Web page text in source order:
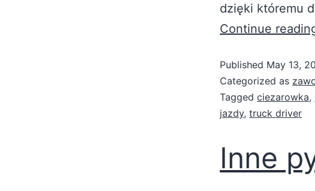
dzięki któremu
Continue
Published May 13,
Categorized as
Tagged ciezarowka,
jazdy, truck driver
Inne